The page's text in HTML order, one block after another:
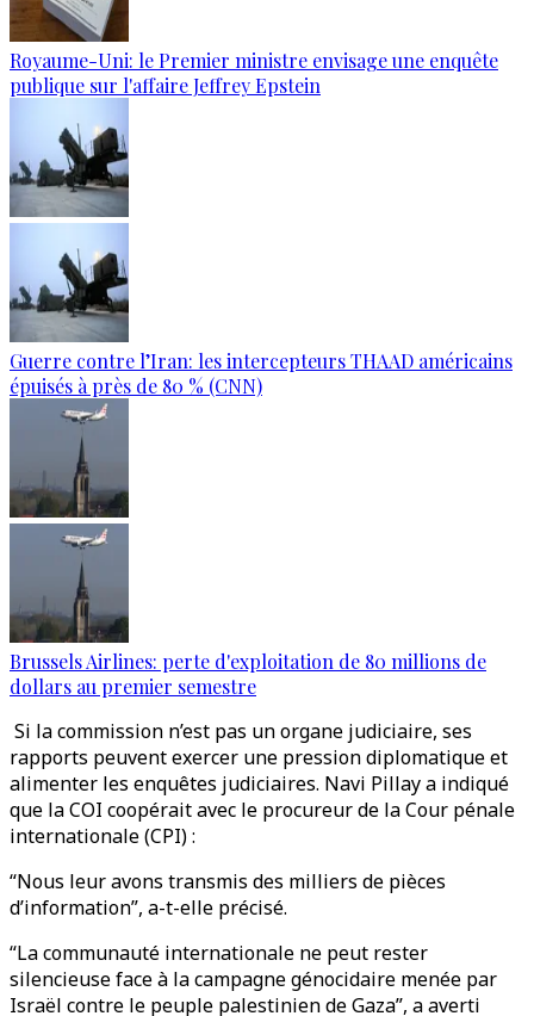
Royaume-Uni: le Premier ministre envisage une enquête
publique sur l'affaire Jeffrey Epstein
Guerre contre l’Iran: les intercepteurs THAAD américains
épuisés à près de 80 % (CNN)
Brussels Airlines: perte d'exploitation de 80 millions de
dollars au premier semestre
Si la commission n’est pas un organe judiciaire, ses
rapports peuvent exercer une pression diplomatique et
alimenter les enquêtes judiciaires. Navi Pillay a indiqué
que la COI coopérait avec le procureur de la Cour pénale
internationale (CPI) :
“Nous leur avons transmis des milliers de pièces
d’information”, a-t-elle précisé.
“La communauté internationale ne peut rester
silencieuse face à la campagne génocidaire menée par
Israël contre le peuple palestinien de Gaza”, a averti